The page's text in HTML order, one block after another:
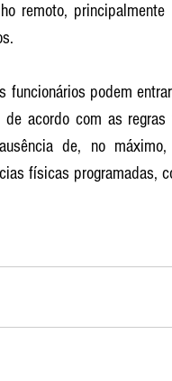
remoto,
funcionários podem
de acordo com as
de, no
físicas programadas,